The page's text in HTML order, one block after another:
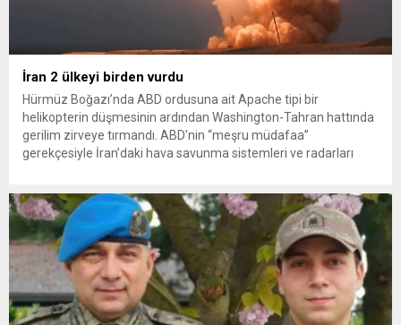
İran 2 ülkeyi birden vurdu
Hürmüz Boğazı’nda ABD ordusuna ait Apache tipi bir
helikopterin düşmesinin ardından Washington-Tahran hattında
gerilim zirveye tırmandı. ABD’nin “meşru müdafaa”
gerekçesiyle İran’daki hava savunma sistemleri ve radarları
yeni bir ABD saldırısına anında yanıt verileceğini duyurdu....